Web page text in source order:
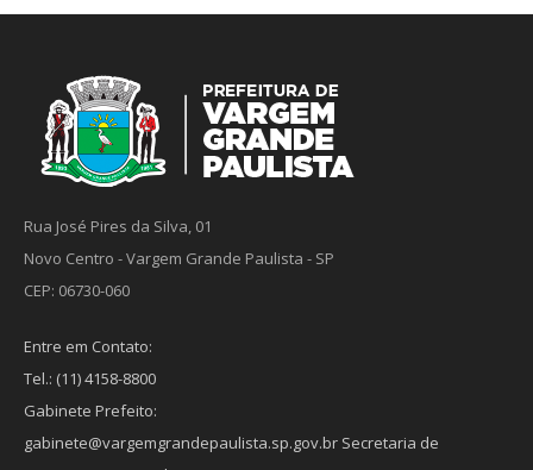
Rua José Pires da Silva, 01
Novo Centro - Vargem Grande Paulista - SP
CEP: 06730-060
Entre em Contato:
Tel.: (11) 4158-8800
Gabinete Prefeito:
gabinete@vargemgrandepaulista.sp.gov.br Secretaria de